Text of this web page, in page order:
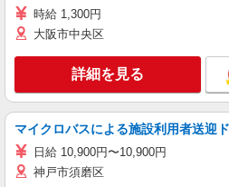
時給 1,300円
大阪市中央区
詳細を見る
マイクロバスによる施設利用者送迎
日給 10,900円〜10,900円
神戸市須磨区